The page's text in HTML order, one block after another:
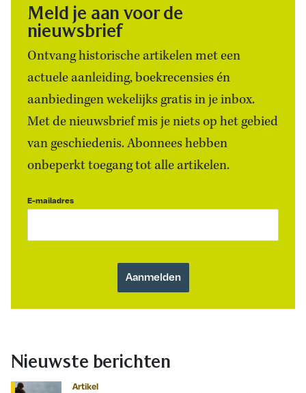
Meld je aan voor de
nieuwsbrief
Ontvang historische artikelen met een
actuele aanleiding, boekrecensies én
aanbiedingen wekelijks gratis in je inbox.
Met de nieuwsbrief mis je niets op het gebied
van geschiedenis. Abonnees hebben
onbeperkt toegang tot alle artikelen.
E-mailadres
Nieuwste berichten
Artikel